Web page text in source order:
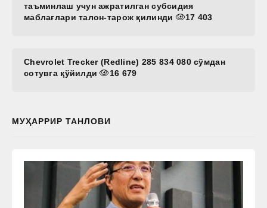
таъминлаш учун ажратилган субсидия
маблағлари талон-тарож қилинди
17 403
Chevrolet Trecker (Redline) 285 834 080 сўмдан
сотувга қўйилди
16 679
МУҲАРРИР ТАНЛОВИ